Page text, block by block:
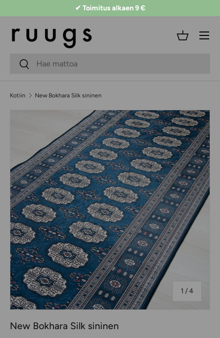
Siirry sisältöön
✔ Toimitus alkaen 9 €
Hakukenttä
Lähetä
Kori
Valikko
Kotiin New Bokhara Silk sininen
Siirry tuotetietoihin
1 /jostakin
4
New Bokhara Silk sininen